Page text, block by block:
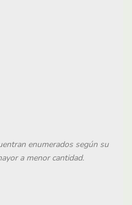
enumerados según su
a menor cantidad.